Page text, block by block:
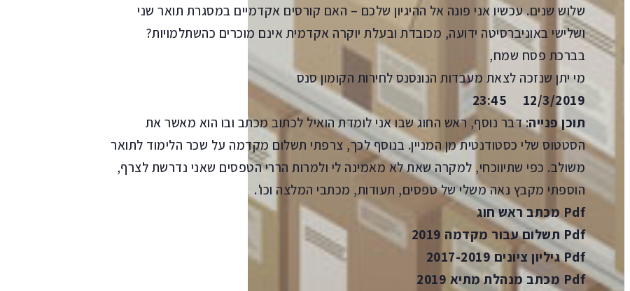
שלוש שנים. עכשיו אני פונה אל ההיגיון שלכם – האם קורסים אקדמיים במסגרת תואר שני
ושלישי באוניברסיטה ידועה, מכובדת ובעלת יוקרה אקדמית אינם מוכרים כהשתלמויות?
בברכת פסח שמח,
מי יתן שנזכה לצאת מעבדות הנונסנס לחירות הקומון סנס
12/3/2019 23:45
תוכן פנייה: דבר נוסף, ראש החוג שבו אני לומדת הואיל לכתוב מכתב ובו הוא מאשר את
הסטטוס שלי כסטודנטית מן המניין. בנוסף לכך, צרפתי תשלום מקדמה על שכר הלימוד לתואר
משולב. כפי שתיווכחי, למקרה שאת לא מאמינה לי ולמרות הררי הטפסים שאני נדרשת לצרף,
הוספתי מקבץ נאה משלי של טפסים, תעודות, מכתבי המלצה וכו'.
Pdf מכתב ראש חוג
Pdf תשלום עבור מקדמה 2019
Pdfגיליון ציונים 2017-2019
Pdf מכתב מנהלת מתיא 2019